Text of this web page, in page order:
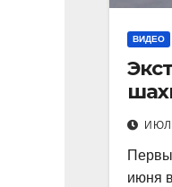
ВИДЕО
ИЮЛ
июня